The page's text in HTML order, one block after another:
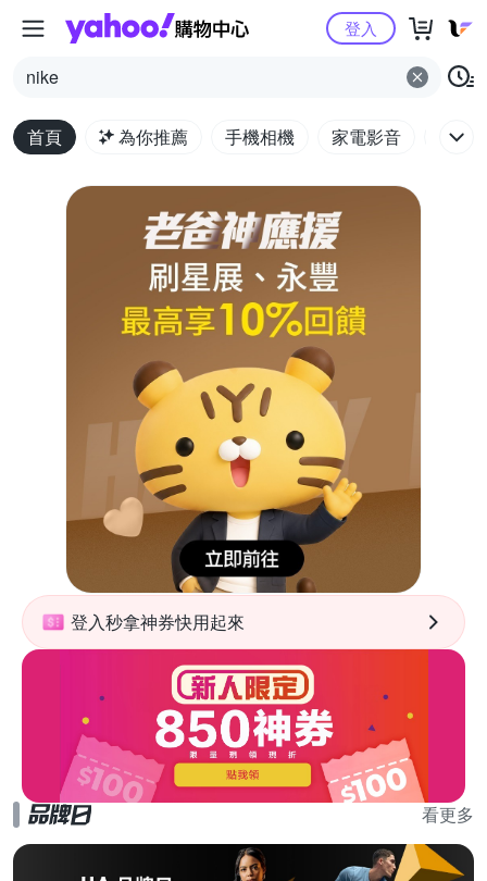
Yahoo購物中心
nike
登入
首頁 為你推薦 手機相機 家電影音 電腦
登入秒拿神券快用起來
看更多